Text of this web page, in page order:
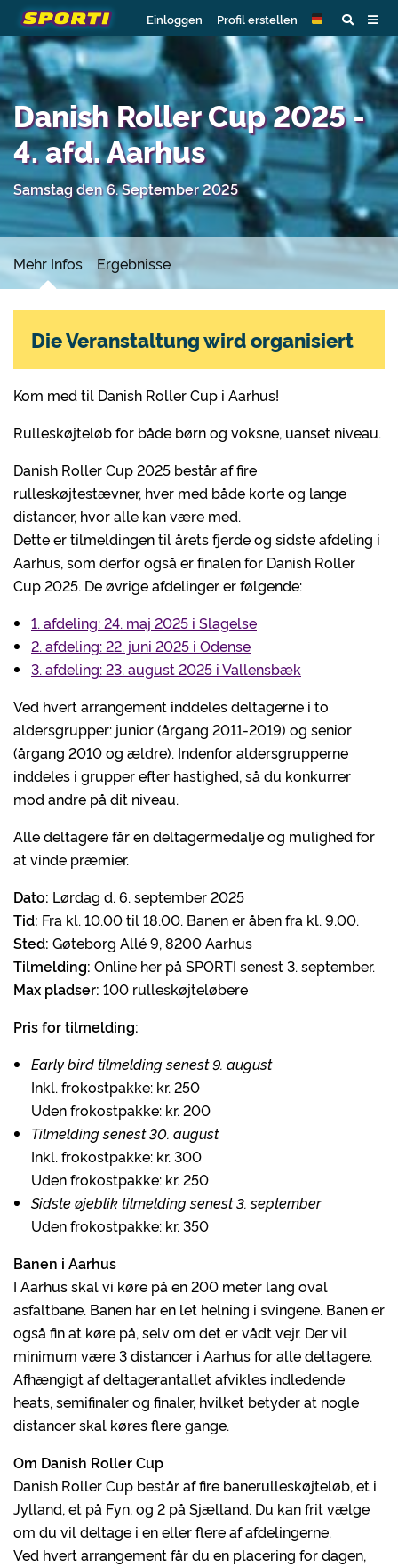
Einloggen Profil erstellen
Danish Roller Cup 2025 -
4. afd. Aarhus
Samstag den 6. September 2025
Mehr Infos Ergebnisse
Kom med til Danish Roller Cup i Aarhus!
Rulleskøjteløb for både børn og voksne, uanset niveau.
Danish Roller Cup 2025 består af fire
rulleskøjtestævner, hver med både korte og lange
distancer, hvor alle kan være med.
Dette er tilmeldingen til årets fjerde og sidste afdeling i
Aarhus, som derfor også er finalen for Danish Roller
Cup 2025. De øvrige afdelinger er følgende:
1. afdeling: 24. maj 2025 i Slagelse
2. afdeling: 22. juni 2025 i Odense
3. afdeling: 23. august 2025 i Vallensbæk
Ved hvert arrangement inddeles deltagerne i to
aldersgrupper: junior (årgang 2011-2019) og senior
(årgang 2010 og ældre). Indenfor aldersgrupperne
inddeles i grupper efter hastighed, så du konkurrer
mod andre på dit niveau.
Alle deltagere får en deltagermedalje og mulighed for
at vinde præmier.
Dato: Lørdag d. 6. september 2025
Tid: Fra kl. 10.00 til 18.00. Banen er åben fra kl. 9.00.
Sted: Gøteborg Allé 9, 8200 Aarhus
Tilmelding: Online her på SPORTI senest 3. september.
Max pladser: 100 rulleskøjteløbere
Pris for tilmelding:
Early bird tilmelding senest 9. august
Inkl. frokostpakke: kr. 250
Uden frokostpakke: kr. 200
Tilmelding senest 30. august
Inkl. frokostpakke: kr. 300
Uden frokostpakke: kr. 250
Sidste øjeblik tilmelding senest 3. september
Uden frokostpakke: kr. 350
Banen i Aarhus
I Aarhus skal vi køre på en 200 meter lang oval
asfaltbane. Banen har en let helning i svingene. Banen er
også fin at køre på, selv om det er vådt vejr. Der vil
minimum være 3 distancer i Aarhus for alle deltagere.
Afhængigt af deltagerantallet afvikles indledende
heats, semifinaler og finaler, hvilket betyder at nogle
distancer skal køres flere gange.
Om Danish Roller Cup
Danish Roller Cup består af fire banerulleskøjteløb, et i
Jylland, et på Fyn, og 2 på Sjælland. Du kan frit vælge
om du vil deltage i en eller flere af afdelingerne.
Ved hvert arrangement får du en placering for dagen,
Die Veranstaltung wird organisiert